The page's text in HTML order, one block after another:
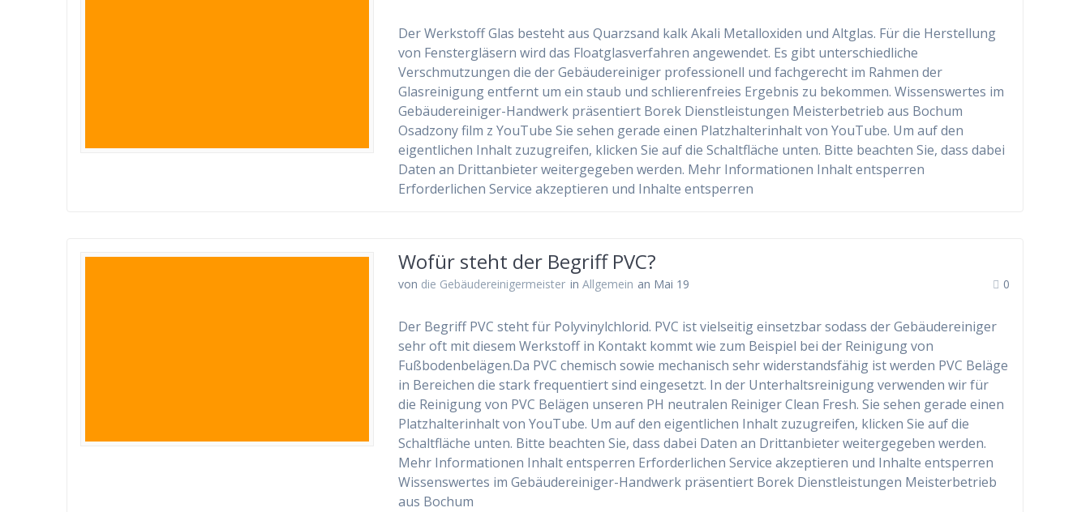
Der Werkstoff Glas besteht aus Quarzsand kalk Akali Metalloxiden und Altglas. Für die Herstellung
von Fenstergläsern wird das Floatglasverfahren angewendet. Es gibt unterschiedliche
Verschmutzungen die der Gebäudereiniger professionell und fachgerecht im Rahmen der
Glasreinigung entfernt um ein staub und schlierenfreies Ergebnis zu bekommen. Wissenswertes im
Gebäudereiniger-Handwerk präsentiert Borek Dienstleistungen Meisterbetrieb aus Bochum
Osadzony film z YouTube Sie sehen gerade einen Platzhalterinhalt von YouTube. Um auf den
eigentlichen Inhalt zuzugreifen, klicken Sie auf die Schaltfläche unten. Bitte beachten Sie, dass dabei
Daten an Drittanbieter weitergegeben werden. Mehr Informationen Inhalt entsperren
Erforderlichen Service akzeptieren und Inhalte entsperren
Wofür steht der Begriff PVC?
von die Gebäudereinigermeister in Allgemein an Mai 19 0
Der Begriff PVC steht für Polyvinylchlorid. PVC ist vielseitig einsetzbar sodass der Gebäudereiniger
sehr oft mit diesem Werkstoff in Kontakt kommt wie zum Beispiel bei der Reinigung von
Fußbodenbelägen.Da PVC chemisch sowie mechanisch sehr widerstandsfähig ist werden PVC Beläge
in Bereichen die stark frequentiert sind eingesetzt. In der Unterhaltsreinigung verwenden wir für
die Reinigung von PVC Belägen unseren PH neutralen Reiniger Clean Fresh. Sie sehen gerade einen
Platzhalterinhalt von YouTube. Um auf den eigentlichen Inhalt zuzugreifen, klicken Sie auf die
Schaltfläche unten. Bitte beachten Sie, dass dabei Daten an Drittanbieter weitergegeben werden.
Mehr Informationen Inhalt entsperren Erforderlichen Service akzeptieren und Inhalte entsperren
Wissenswertes im Gebäudereiniger-Handwerk präsentiert Borek Dienstleistungen Meisterbetrieb
aus Bochum